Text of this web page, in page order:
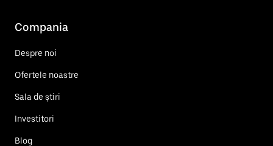
Compania
Despre noi
Ofertele noastre
Sala de știri
Investitori
Blog